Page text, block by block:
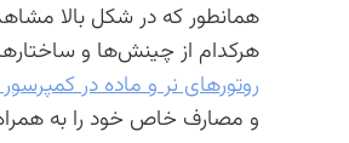
همانطور که در شکل بالا
هرکدام از چینش‌ها و
روتورهای نر و ماده در
و مصارف خاص خود را به همراه